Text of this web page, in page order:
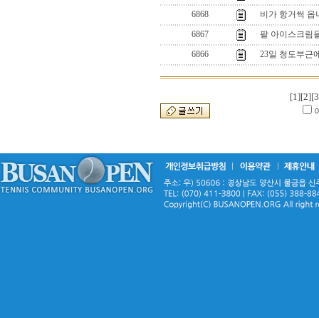
6868
비가 항거썩 옵
6867
팥 아이스크림
6866
23일 청도부근
[1][2]